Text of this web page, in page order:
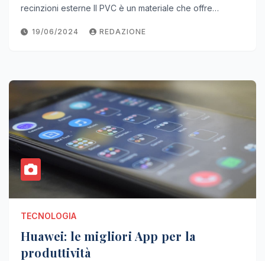
recinzioni esterne Il PVC è un materiale che offre…
19/06/2024 REDAZIONE
TECNOLOGIA
Huawei: le migliori App per la
produttività